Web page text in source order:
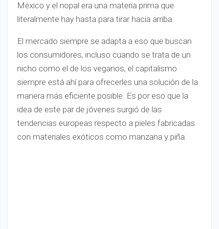
México y el nopal era una materia prima que
literalmente hay hasta para tirar hacia arriba.
El mercado siempre se adapta a eso que buscan
los consumidores, incluso cuando se trata de un
nicho como el de los veganos, el capitalismo
siempre está ahí para ofrecerles una solución de la
manera más eficiente posible. Es por eso que la
idea de este par de jóvenes surgió de las
tendencias europeas respecto a pieles fabricadas
con materiales exóticos como manzana y piña.